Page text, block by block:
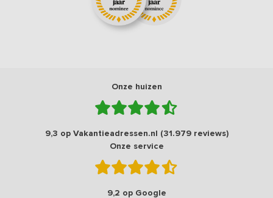
Onze huizen
9,3 op Vakantieadressen.nl (31.979 reviews)
Onze service
9,2 op Google